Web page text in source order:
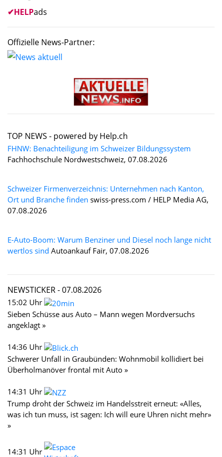
✔HELPads
Offizielle News-Partner:
TOP NEWS - powered by Help.ch
FHNW: Benachteiligung im Schweizer Bildungssystem
Fachhochschule Nordwestschweiz, 07.08.2026
Schweizer Firmenverzeichnis: Unternehmen nach Kanton,
Ort und Branche finden swiss-press.com / HELP Media AG,
07.08.2026
E-Auto-Boom: Warum Benziner und Diesel noch lange nicht
wertlos sind Autoankauf Fair, 07.08.2026
NEWSTICKER -07.08.2026
15:02 Uhr
Sieben Schüsse aus Auto – Mann wegen Mordversuchs
angeklagt »
14:36 Uhr
Schwerer Unfall in Graubünden: Wohnmobil kollidiert bei
Überholmanöver frontal mit Auto »
14:31 Uhr
Trump droht der Schweiz im Handelsstreit erneut: «Alles,
was ich tun muss, ist sagen: Ich will eure Uhren nicht mehr»
»
14:31 Uhr